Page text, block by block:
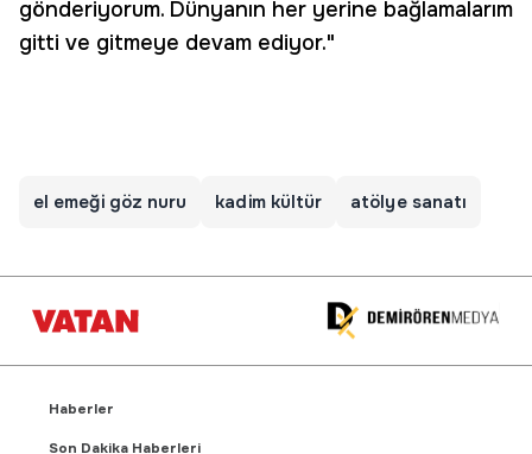
gönderiyorum. Dünyanın her yerine bağlamalarım
gitti ve gitmeye devam ediyor."
el emeği göz nuru kadim kültür atölye sanatı
Haberler
Son Dakika Haberleri